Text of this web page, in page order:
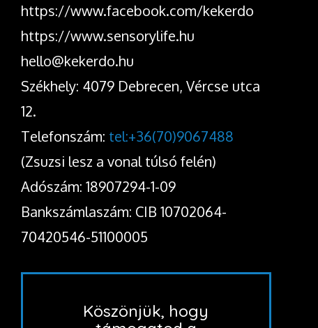
https://www.facebook.com/kekerdo
https://www.sensorylife.hu
hello@kekerdo.hu
Székhely: 4079 Debrecen, Vércse utca
12.
Telefonszám: tel:+36(70)9067488
(Zsuzsi lesz a vonal túlsó felén)
Adószám: 18907294-1-09
Bankszámlaszám: CIB 10702064-
70420546-51100005
Köszönjük, hogy